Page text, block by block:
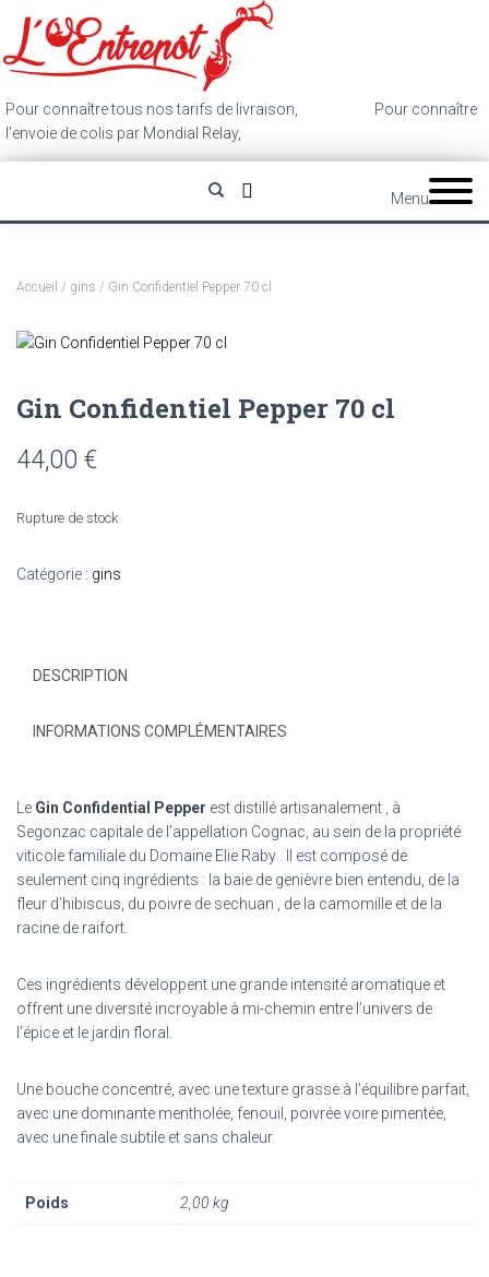
Pour connaître tous nos tarifs de livraison,
Pour connaître
l’envoie de colis par Mondial Relay,
Menu
Accueil / gins / Gin Confidentiel Pepper 70 cl
Gin Confidentiel Pepper 70 cl
44,00 €
Rupture de stock
Catégorie : gins
DESCRIPTION
INFORMATIONS COMPLÉMENTAIRES
Le Gin Confidential Pepper est distillé artisanalement , à
Segonzac capitale de l’appellation Cognac, au sein de la propriété
viticole familiale du Domaine Elie Raby . Il est composé de
seulement cinq ingrédients : la baie de genièvre bien entendu, de la
fleur d’hibiscus, du poivre de sechuan , de la camomille et de la
racine de raifort.
Ces ingrédients développent une grande intensité aromatique et
offrent une diversité incroyable à mi-chemin entre l’univers de
l’épice et le jardin floral.
Une bouche concentré, avec une texture grasse à l’équilibre parfait,
avec une dominante mentholée, fenouil, poivrée voire pimentée,
avec une finale subtile et sans chaleur.
Poids 2,00 kg